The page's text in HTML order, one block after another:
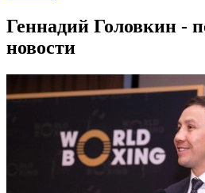
Геннадий Головкин -
новости